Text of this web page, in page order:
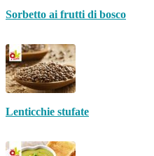
Sorbetto ai frutti di bosco
Lenticchie stufate